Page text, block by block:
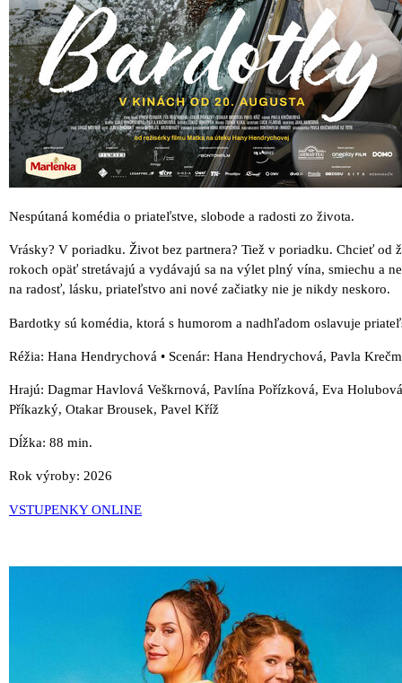
Nespútaná komédia o priateľstve, slobode a radosti zo života.
Vrásky? V poriadku. Život bez partnera? Tiež v poriadku. Chcieť od
rokoch opäť stretávajú a vydávajú sa na výlet plný vína, smiechu a
na radosť, lásku, priateľstvo ani nové začiatky nie je nikdy neskoro.
Bardotky sú komédia, ktorá s humorom a nadhľadom oslavuje
Réžia: Hana Hendrychová • Scenár: Hana Hendrychová, Pavla
Hrajú: Dagmar Havlová Veškrnová, Pavlína Pořízková, Eva
Příkazký, Otakar Brousek, Pavel Kříž
Dĺžka: 88 min.
Rok výroby: 2026
VSTUPENKY ONLINE